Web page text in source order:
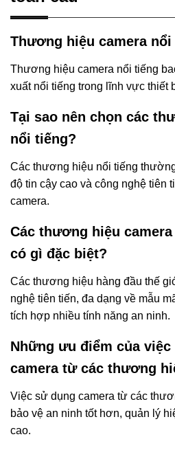
Thương hiệu camera
Thương hiệu camera nổi tiếng
xuất nổi tiếng trong lĩnh vực thiết
Tại sao nên chọn các
nổi tiếng?
Các thương hiệu nổi tiếng
độ tin cậy cao và công nghệ tiên
camera.
Các thương hiệu
có gì đặc biệt?
Các thương hiệu hàng đầu thế
nghệ tiên tiến, đa dạng về mẫu
tích hợp nhiều tính năng an ninh.
Những ưu điểm của
camera từ các thương
Việc sử dụng camera từ các
bảo vệ an ninh tốt hơn, quản lý
cao.